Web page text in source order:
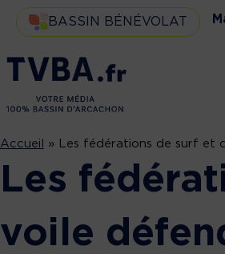
BASSIN BÉNÉVOLAT
Accueil » Les fédérations de surf et
Les
voile